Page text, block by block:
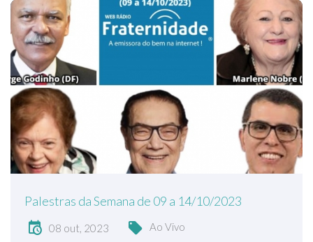
Palestras da Semana de 09 a 14/10/2023
08 out, 2023 Ao Vivo